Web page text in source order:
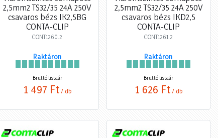
2,5mm2 TS32/35 24A 250V
csavaros bézs IK2,5BG
CONTA-CLIP
CONT1260.2
Raktáron
Bruttó listaár
1 497 Ft / db
2,5mm2 TS32/35 24A 250V
csavaros bézs IKD2,5
CONTA-CLIP
CONT1261.2
Raktáron
Bruttó listaár
1 626 Ft / db